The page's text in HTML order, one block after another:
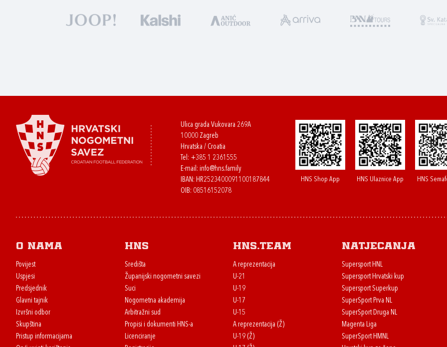
Ulica grada Vukovara 269A
10000 Zagreb
Hrvatska / Croatia
Tel: +385 1 2361555
E-mail: info@hns.family
IBAN: HR2523400091100187844
OIB: 08516152078
HNS Shop App HNS Ulaznice App HNS
O nama
Povijest
Uspjesi
Predsjednik
Glavni tajnik
Izvršni odbor
Skupština
Pristup informacijama
HNS
Središta
Županijski nogometni savezi
Suci
Nogometna akademija
Arbitražni sud
Propisi i dokumenti HNS-a
Licenciranje
HNS.team
A reprezentacija
U-21
U-19
U-17
U-15
A reprezentacija (Ž)
U-19 (Ž)
Natjecanja
Supersport HNL
Supersport Hrvatski kup
Supersport Superkup
SuperSport Prva NL
SuperSport Druga NL
Magenta Liga
SuperSport HMNL